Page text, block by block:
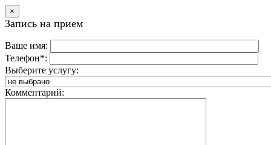
×
Запись на прием
Ваше имя:
Телефон*:
Выберите услугу:
Комментарий: